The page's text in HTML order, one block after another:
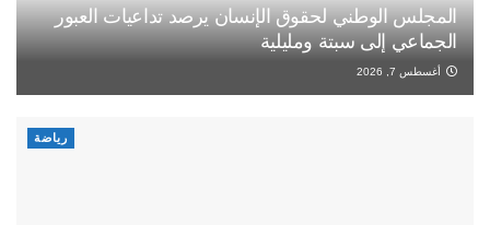
المجلس الوطني لحقوق الإنسان يرصد تداعيات العبور
الجماعي إلى سبتة ومليلية
أغسطس 7, 2026
رياضة